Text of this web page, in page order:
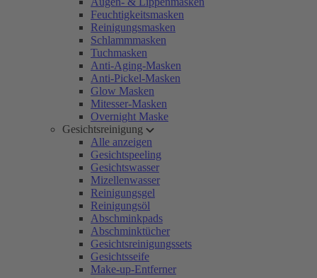
Feuchtigkeitsmasken
Reinigungsmasken
Schlammmasken
Tuchmasken
Anti-Aging-Masken
Anti-Pickel-Masken
Glow Masken
Mitesser-Masken
Overnight Maske
Gesichtsreinigung
Alle anzeigen
Gesichtspeeling
Gesichtswasser
Mizellenwasser
Reinigungsgel
Reinigungsöl
Abschminkpads
Abschminktücher
Gesichtsreinigungssets
Gesichtsseife
Make-up-Entferner